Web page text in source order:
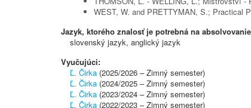
WEST, W. and PRETTYMAN, S.; Practical
Jazyk, ktorého znalosť je potrebná na
slovenský jazyk, anglický jazyk
Vyučujúci:
Ľ. Čirka (2025/2026 – Zimný semester)
Ľ. Čirka (2024/2025 – Zimný semester)
Ľ. Čirka (2023/2024 – Zimný semester)
Ľ. Čirka (2022/2023 – Zimný semester)